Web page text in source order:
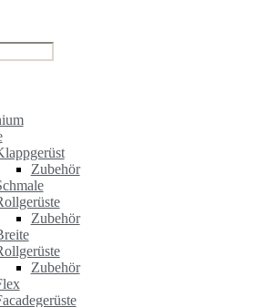
Zubehör
Zubehör
Zubehör